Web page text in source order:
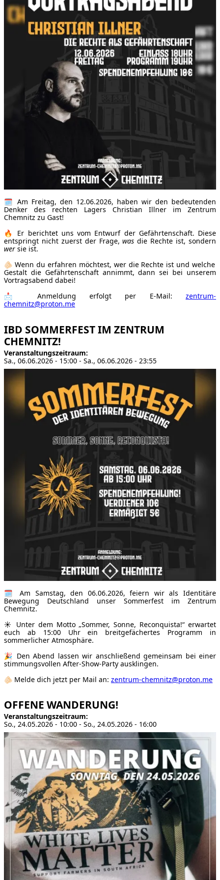
🗓 Am Freitag, den 12.06.2026, haben wir den bedeutenden
Denker des rechten Lagers Christian Illner im Zentrum
Chemnitz zu Gast!
🔥 Er berichtet uns vom Entwurf der Gefährtenschaft. Diese
entspringt nicht zuerst der Frage,was die Rechte ist, sondern
wer sie ist.
🫵🏻 Wenn du erfahren möchtest, wer die Rechte ist und welche
Gestalt die Gefährtenschaft annimmt, dann sei bei unserem
Vortragsabend dabei!
📩 Anmeldung erfolgt per E-Mail: zentrum-
chemnitz@proton.me
IBD SOMMERFEST IM ZENTRUM
CHEMNITZ!
Veranstaltungszeitraum
Sa., 06.06.2026 - 15:00 - Sa., 06.06.2026 - 23:55
🗓 Am Samstag, den 06.06.2026, feiern wir als Identitäre
Bewegung Deutschland unser Sommerfest im Zentrum
Chemnitz.
☀️ Unter dem Motto „Sommer, Sonne, Reconquista!“ erwartet
euch ab 15:00 Uhr ein breitgefächertes Programm in
sommerlicher Atmosphäre.
🎉 Den Abend lassen wir anschließend gemeinsam bei einer
stimmungsvollen After-Show-Party ausklingen.
🫵🏻 Melde dich jetzt per Mail an: zentrum-chemnitz@proton.me
OFFENE WANDERUNG!
Veranstaltungszeitraum
So., 24.05.2026 - 10:00 - So., 24.05.2026 - 16:00